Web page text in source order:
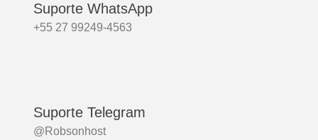
Suporte WhatsApp
+55 27 99249-4563
Suporte Telegram
@Robsonhost